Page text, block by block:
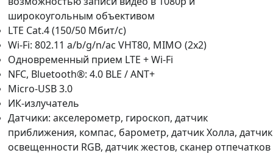
широкоугольным объективом
LTE Cat.4 (150/50 Мбит/с)
Wi-Fi: 802.11 a/b/g/n/ac VHT80, MIMO (2x2)
Одновременный прием LTE + Wi-Fi
NFC, Bluetooth®: 4.0 BLE / ANT+
Micro-USB 3.0
ИК-излучатель
Датчики: акселерометр, гироскоп, датчик
приближения, компас, барометр, датчик Холла, датчик
освещенности RGB, датчик жестов, сканер отпечатков